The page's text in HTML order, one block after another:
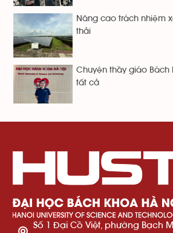
Nâng cao trách nhiệm
thải
Chuyện thầy giáo Bách
tất cả
Số 1 Đại Cồ Việt, phường Bạch